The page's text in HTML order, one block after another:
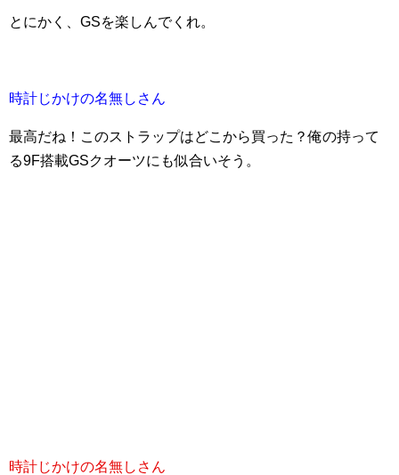
とにかく、GSを楽しんでくれ。
時計じかけの名無しさん
最高だね！このストラップはどこから買った？俺の持って
る9F搭載GSクオーツにも似合いそう。
時計じかけの名無しさん